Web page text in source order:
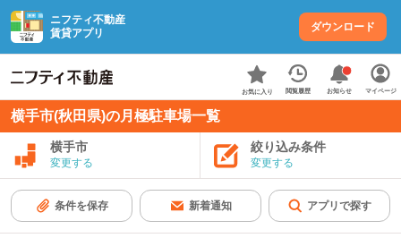
ニフティ不動産
賃貸アプリ
ダウンロード
お気に入り 閲覧履歴 お知らせ マイページ
横手市(秋田県)の月極駐車場一覧
横手市
変更する
絞り込み条件
変更する
条件を保存 新着通知 アプリで探す